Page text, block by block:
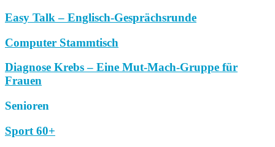
Easy Talk – Englisch-Gesprächsrunde
Computer Stammtisch
Diagnose Krebs – Eine Mut-Mach-Gruppe für
Frauen
Senioren
Sport 60+